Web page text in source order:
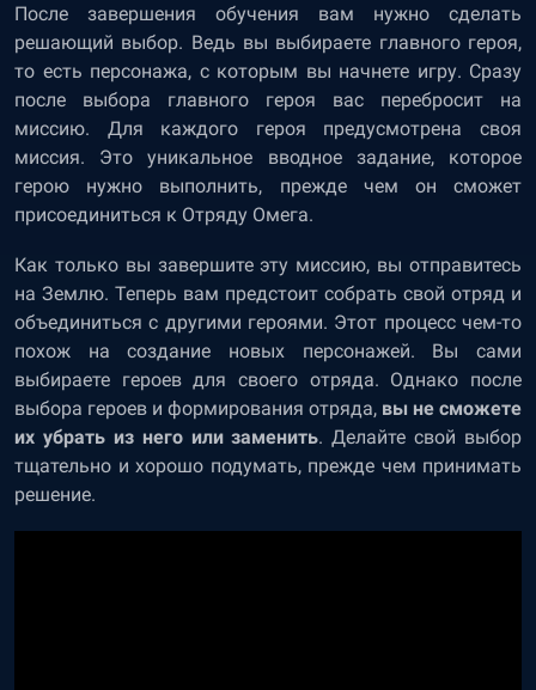
После завершения обучения вам нужно сделать
решающий выбор. Ведь вы выбираете главного героя,
то есть персонажа, с которым вы начнете игру. Сразу
после выбора главного героя вас перебросит на
миссию. Для каждого героя предусмотрена своя
миссия. Это уникальное вводное задание, которое
герою нужно выполнить, прежде чем он сможет
присоединиться к Отряду Омега.
Как только вы завершите эту миссию, вы отправитесь
на Землю. Теперь вам предстоит собрать свой отряд и
объединиться с другими героями. Этот процесс чем-то
похож на создание новых персонажей. Вы сами
выбираете героев для своего отряда. Однако после
выбора героев и формирования отряда, вы не сможете
их убрать из него или заменить. Делайте свой выбор
тщательно и хорошо подумать, прежде чем принимать
решение.